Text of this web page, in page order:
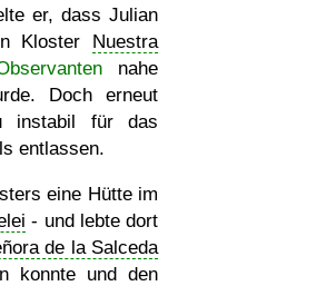
er, dass Julian
Kloster Nuestra
nahe
Doch erneut
instabil für das
entlassen.
eine Hütte im
- und lebte dort
de la Salceda
konnte und den